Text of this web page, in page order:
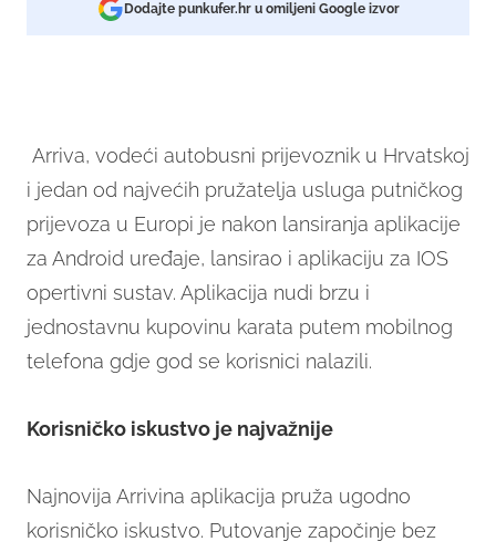
Dodajte punkufer.hr u omiljeni Google izvor
Arriva, vodeći autobusni prijevoznik u Hrvatskoj
i jedan od najvećih pružatelja usluga putničkog
prijevoza u Europi je nakon lansiranja aplikacije
za Android uređaje, lansirao i aplikaciju za IOS
opertivni sustav. Aplikacija nudi brzu i
jednostavnu kupovinu karata putem mobilnog
telefona gdje god se korisnici nalazili.
Korisničko iskustvo je najvažnije
Najnovija Arrivina aplikacija pruža ugodno
korisničko iskustvo. Putovanje započinje bez